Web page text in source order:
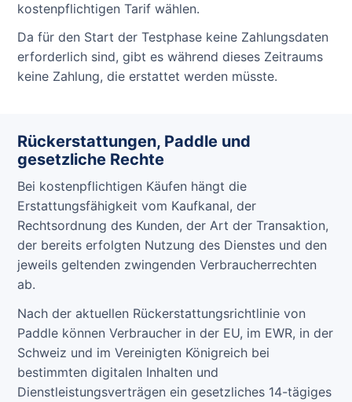
kostenpflichtigen Tarif wählen.
Da für den Start der Testphase keine Zahlungsdaten
erforderlich sind, gibt es während dieses Zeitraums
keine Zahlung, die erstattet werden müsste.
Rückerstattungen, Paddle und
gesetzliche Rechte
Bei kostenpflichtigen Käufen hängt die
Erstattungsfähigkeit vom Kaufkanal, der
Rechtsordnung des Kunden, der Art der Transaktion,
der bereits erfolgten Nutzung des Dienstes und den
jeweils geltenden zwingenden Verbraucherrechten
ab.
Nach der aktuellen Rückerstattungsrichtlinie von
Paddle können Verbraucher in der EU, im EWR, in der
Schweiz und im Vereinigten Königreich bei
bestimmten digitalen Inhalten und
Dienstleistungsverträgen ein gesetzliches 14-tägiges